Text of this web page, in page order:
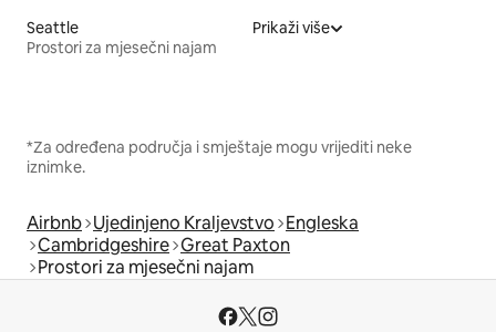
Seattle
Prostori za mjesečni najam
Prikaži više
*Za određena područja i smještaje mogu vrijediti neke
iznimke.
Airbnb Ujedinjeno Kraljevstvo Engleska
Cambridgeshire Great Paxton
Prostori za mjesečni najam